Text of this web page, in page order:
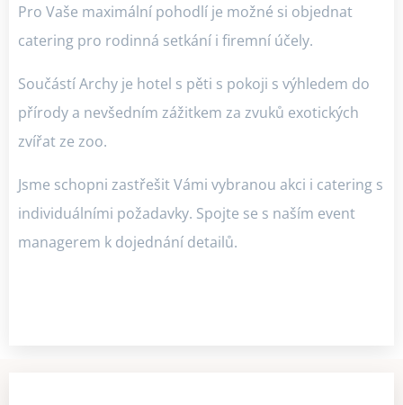
Pro Vaše maximální pohodlí je možné si objednat
catering pro rodinná setkání i firemní účely.
Součástí Archy je hotel s pěti s pokoji s výhledem do
přírody a nevšedním zážitkem za zvuků exotických
zvířat ze zoo.
Jsme schopni zastřešit Vámi vybranou akci i catering s
individuálními požadavky. Spojte se s naším event
managerem k dojednání detailů.